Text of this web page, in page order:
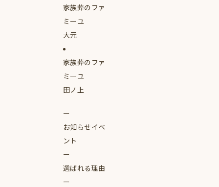
家族葬のファ
ミーユ
大元
家族葬のファ
ミーユ
田ノ上
お知らせイベ
ント
選ばれる理由